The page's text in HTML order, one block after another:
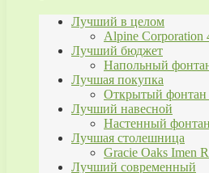
Лучший в целом
Alpine
Лучший бюджет
Напольный
Лучшая покупка
Открытый фонтан
Лучший навесной
Настенный
Лучшая столешница
Gracie Oaks Imen
Лучший современный